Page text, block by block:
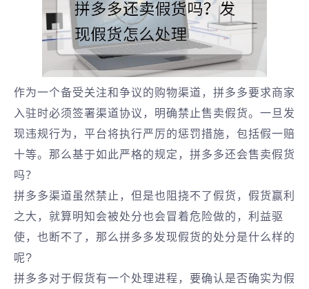
作为一个备受关注和争议的购物渠道，拼多多要求商家
入驻时必须签署渠道协议，明确禁止售卖假货。一旦发
现违规行为，平台将执行严厉的惩罚措施，包括假一赔
十等。那么基于如此严格的规定，拼多多还会售卖假货
吗？
拼多多渠道虽然禁止，但是也阻挠不了假货，假货赢利
之大，就算明知会被处分也会冒着危险做的，利益驱
使，也断不了，那么拼多多发现假货的处分是什么样的
呢?
拼多多对于假货有一个处理进程，要确认是否确实为假